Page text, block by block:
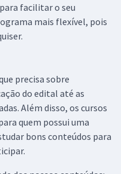
facilitar o seu
mais flexível, pois
precisa sobre
do edital até as
Além disso, os cursos
quem possui uma
bons conteúdos para